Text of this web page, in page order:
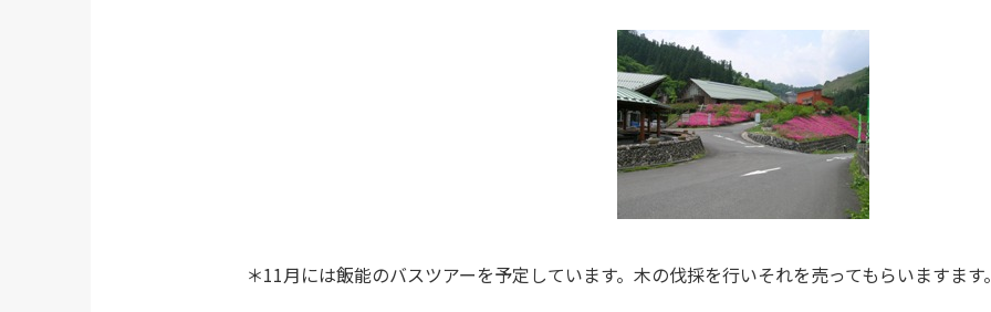
＊11月には飯能のバスツアーを予定しています。木の伐採を行いそれを売ってもらいますます